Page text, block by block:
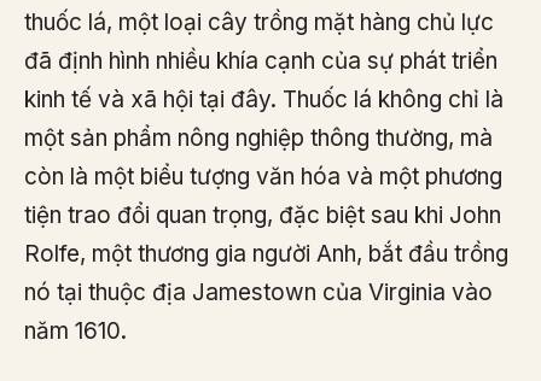
thuốc lá, một loại cây trồng mặt hàng chủ lực
đã định hình nhiều khía cạnh của sự phát triển
kinh tế và xã hội tại đây. Thuốc lá không chỉ là
một sản phẩm nông nghiệp thông thường, mà
còn là một biểu tượng văn hóa và một phương
tiện trao đổi quan trọng, đặc biệt sau khi John
Rolfe, một thương gia người Anh, bắt đầu trồng
nó tại thuộc địa Jamestown của Virginia vào
năm 1610.